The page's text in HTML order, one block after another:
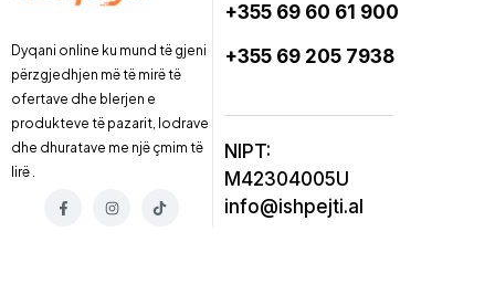
Dyqani online ku mund të gjeni
përzgjedhjen më të mirë të
ofertave dhe blerjen e
produkteve të pazarit, lodrave
dhe dhuratave me një çmim të
lirë .
+355 69 60 61 900
+355 69 205 7938
NIPT:
M42304005U
info@ishpejti.al